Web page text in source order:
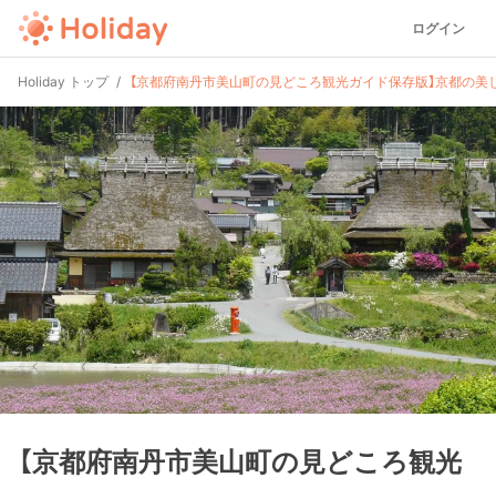
ログイン
Holiday トップ 【京都府南丹市美山町の見どころ観光ガイド保存版】京都の
【京都府南丹市美山町の見どころ観光